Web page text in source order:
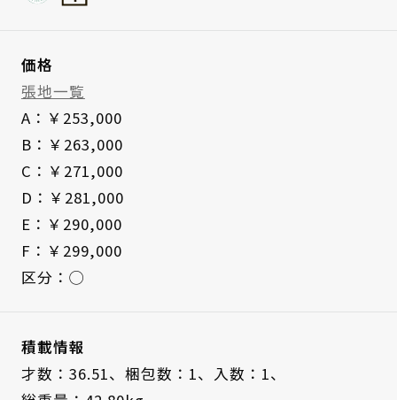
価格
張地一覧
A：￥253,000
B：￥263,000
C：￥271,000
D：￥281,000
E：￥290,000
F：￥299,000
区分：◯
積載情報
才数：36.51、 梱包数：1、 入数：1、